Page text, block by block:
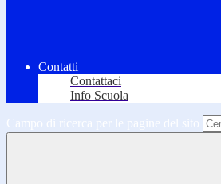
Contatti
Contattaci
Info Scuola
Campo di ricerca per le pagine del sito